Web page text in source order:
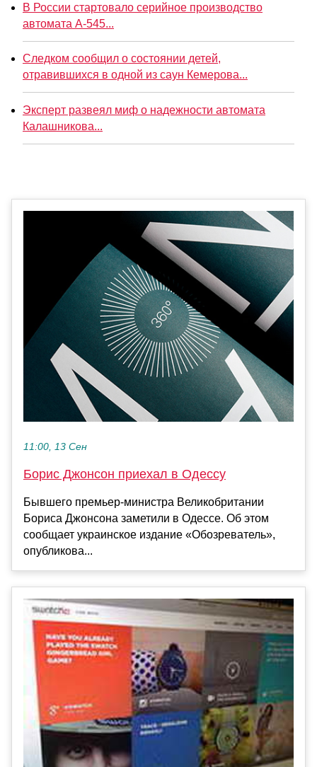
В России стартовало серийное производство
автомата А-545...
Следком сообщил о состоянии детей,
отравившихся в одной из саун Кемерова...
Эксперт развеял миф о надежности автомата
Калашникова...
11:00, 13 Сен
Борис Джонсон приехал в Одессу
Бывшего премьер-министра Великобритании
Бориса Джонсона заметили в Одессе. Об этом
сообщает украинское издание «Обозреватель»,
опубликова...